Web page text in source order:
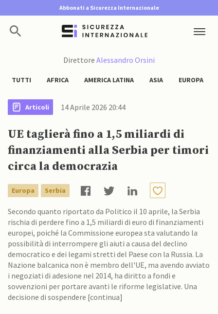
Abbonati a Sicurezza Internazionale
Direttore Alessandro Orsini
TUTTI AFRICA AMERICA LATINA ASIA EUROPA
Articoli 14 Aprile 2026 20:44
UE taglierà fino a 1,5 miliardi di
finanziamenti alla Serbia per timori
circa la democrazia
Europa Serbia
Secondo quanto riportato da Politico il 10 aprile, la Serbia
rischia di perdere fino a 1,5 miliardi di euro di finanziamenti
europei, poiché la Commissione europea sta valutando la
possibilità di interrompere gli aiuti a causa del declino
democratico e dei legami stretti del Paese con la Russia. La
Nazione balcanica non è membro dell'UE, ma avendo avviato
i negoziati di adesione nel 2014, ha diritto a fondi e
sovvenzioni per portare avanti le riforme legislative. Una
decisione di sospendere [continua]